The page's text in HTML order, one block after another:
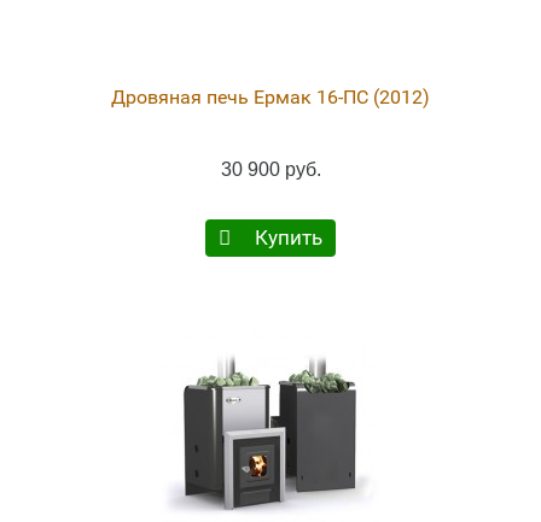
Дровяная печь Ермак 16-ПС (2012)
30 900 руб.
Купить